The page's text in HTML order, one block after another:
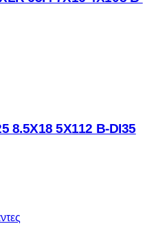
8.5Χ18 5Χ112 Β-DI35